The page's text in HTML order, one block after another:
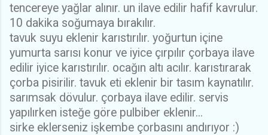
tencereye yağlar alınır. un ilave edilir hafif kavrulur.
10 dakika soğumaya bırakılır.
tavuk suyu eklenir karıstırılır. yoğurtun içine
yumurta sarısı konur ve iyice çırpılır çorbaya ilave
edilir iyice karıstırılır. ocağın altı acılır. karıstırarak
çorba pisirilir. tavuk eti eklenir bir tasım kaynatılır.
sarımsak dövulur. çorbaya ilave edilir. servis
yapılırken isteğe göre pulbiber eklenir...
sirke eklerseniz işkembe çorbasını andırıyor :)